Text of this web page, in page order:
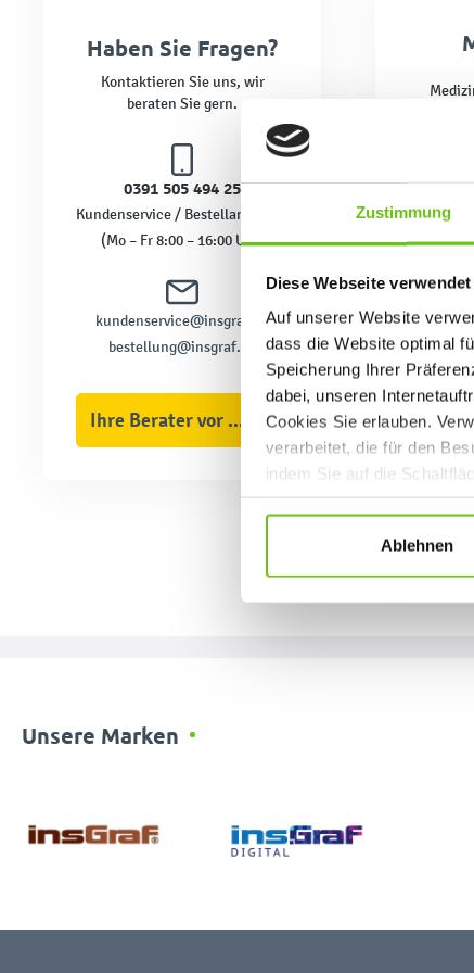
Zustimmung
Diese Webseite
Auf unserer Website
dass die Website optimal
Speicherung Ihrer
dabei, unseren
Cookies Sie erlauben.
verarbeitet, die für den
indem Sie auf die
Datenschutzrichtlinien.
Ablehnen
Haben Sie Fragen?
Kontaktieren Sie uns, wir
beraten Sie gern.
0391 505 494 25
Kundenservice / Bestellannahme
(Mo – Fr 8:00 – 16:00 Uhr)
kundenservice@insgraf.de
bestellung@insgraf.de
Ihre Berater vor Ort
werden.
Jede
und
Unsere Marken